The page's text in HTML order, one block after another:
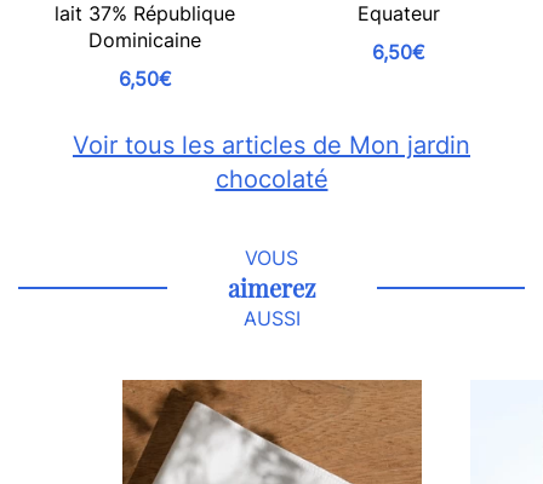
lait 37% République
Dominicaine
6,50€
Equateur
6,50€
Voir tous les articles de Mon jardin
chocolaté
VOUS
aimerez
AUSSI